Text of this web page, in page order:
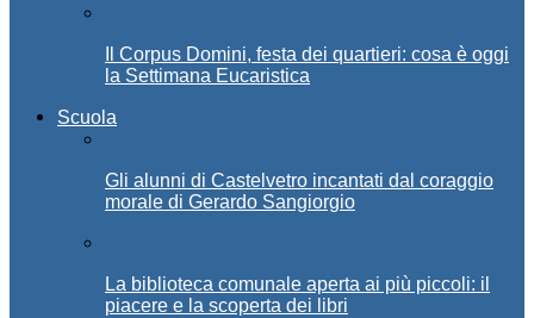
Il Corpus Domini, festa dei quartieri: cosa è oggi
la Settimana Eucaristica
Scuola
Gli alunni di Castelvetro incantati dal coraggio
morale di Gerardo Sangiorgio
La biblioteca comunale aperta ai più piccoli: il
piacere e la scoperta dei libri